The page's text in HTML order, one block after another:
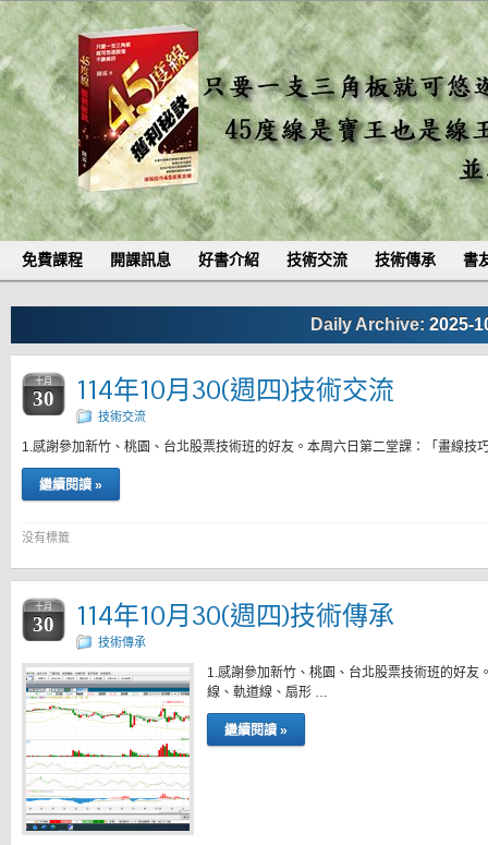
免費課程 開課訊息 好書介紹 技術交流 技術傳承 書
Daily Archive: 2025-
十月
30 114年10月30(週四)技術交流
技術交流
1.感謝參加新竹、桃園、台北股票技術班的好友。本周六日第二堂課：「畫線
繼續閱讀 »
没有標籤
十月
30 114年10月30(週四)技術傳承
技術傳承
1.感謝參加新竹、桃園、台北股票技術班的好
線、軌道線、扇形 …
繼續閱讀 »